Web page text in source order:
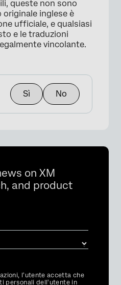
queste non sono
inglese è
ufficiale, e qualsiasi
e le traduzioni
vincolante.
Sì No
on XM
and product
l'utente accetta che
personali dell'utente in